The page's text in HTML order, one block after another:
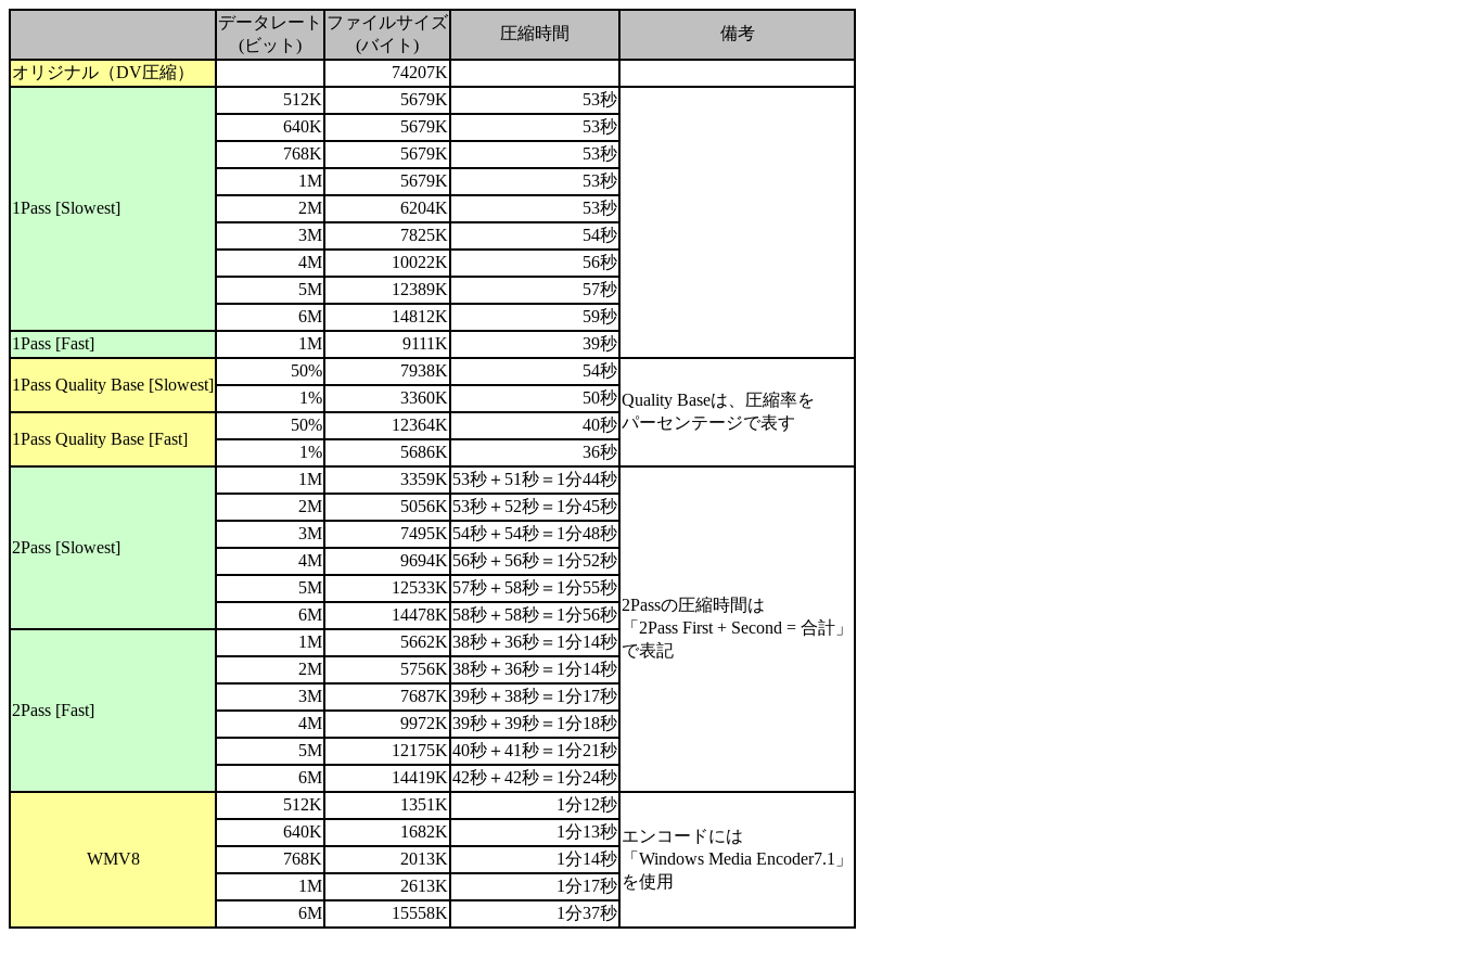
データレート
(ビット)
ファイルサイズ
(バイト)
圧縮時間 備考
オリジナル（DV圧縮） 74207K
1Pass [Slowest]
512K 5679K 53秒
640K 5679K
53秒
768K
5679K
53秒
1M
5679K
53秒
2M
6204K
53秒
3M
7825K
54秒
4M
10022K
56秒
5M
12389K
57秒
6M
14812K
59秒
1Pass [Fast]
1M 9111K 39秒
1Pass Quality Base [Slowest]
50% 7938K
54秒
Quality Baseは、圧縮率を
パーセンテージで表す
1% 3360K 50秒
1Pass Quality Base [Fast]
50% 12364K
40秒
1%
5686K 36秒
2Pass [Slowest]
1M 3359K 53秒＋51秒＝1分44秒
2Passの圧縮時間は
「2Pass First + Second = 合計」
で表記
2M 5056K 53秒＋52秒＝1分45秒
3M
7495K 54秒＋54秒＝1分48秒
4M
9694K 56秒＋56秒＝1分52秒
5M
12533K 57秒＋58秒＝1分55秒
6M
14478K 58秒＋58秒＝1分56秒
2Pass [Fast]
1M 5662K 38秒＋36秒＝1分14秒
2M
5756K 38秒＋36秒＝1分14秒
3M
7687K 39秒＋38秒＝1分17秒
4M
9972K 39秒＋39秒＝1分18秒
5M
12175K 40秒＋41秒＝1分21秒
6M
14419K 42秒＋42秒＝1分24秒
WMV8
512K 1351K
1分12秒
エンコードには
「Windows Media Encoder7.1」
を使用
640K 1682K
1分13秒
768K
2013K
1分14秒
1M
2613K
1分17秒
6M
15558K 1分37秒